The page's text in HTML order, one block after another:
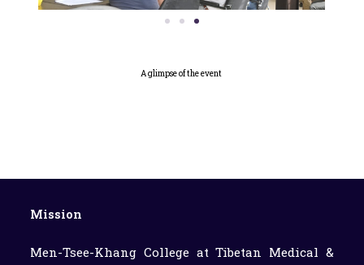
A glimpse of the event
Mission
Men-Tsee-Khang College at Tibetan Medical &